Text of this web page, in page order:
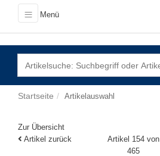
Menü
Startseite Artikelauswahl
Zur Übersicht
Artikel zurück
Artikel 154 von
465